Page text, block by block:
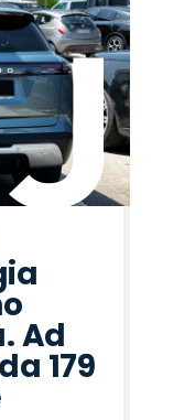
Ad
179